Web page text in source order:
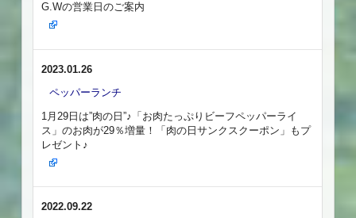
G.Wの営業日のご案内
2023.01.26
ペッパーランチ
1月29日は”肉の日”♪「お肉たっぷりビーフペッパーライ
ス」のお肉が29％増量！「肉の日サンクスクーポン」もプ
レゼント♪
2022.09.22